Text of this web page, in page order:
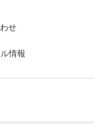
せ
情報